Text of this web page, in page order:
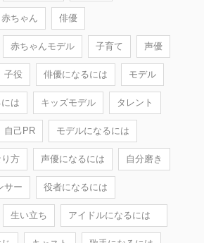
赤ちゃん 俳優
赤ちゃんモデル 子育て 声優
子役 俳優になるには モデル
は キッズモデル タレント
自己PR モデルになるには
り方 声優になるには 自分磨き
サー 役者になるには
生い立ち アイドルになるには